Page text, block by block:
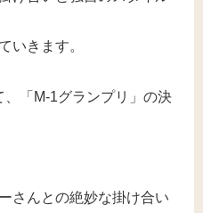
いきます。
「M-1グランプリ」の決
さんとの絶妙な掛け合い